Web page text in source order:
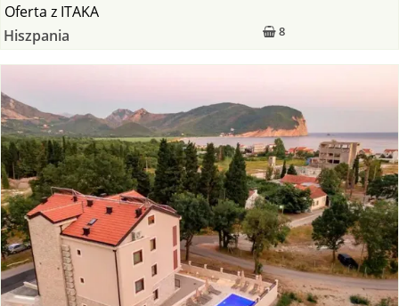
8
Oferta z ITAKA
Hiszpania